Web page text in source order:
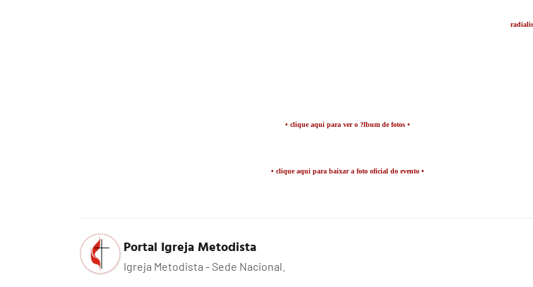
• clique aqui para vero ?lbum de fotos •
• clique aqui para baixar a foto oficial do evento •
Portal Igreja Metodista
Igreja Metodista - Sede Nacional.